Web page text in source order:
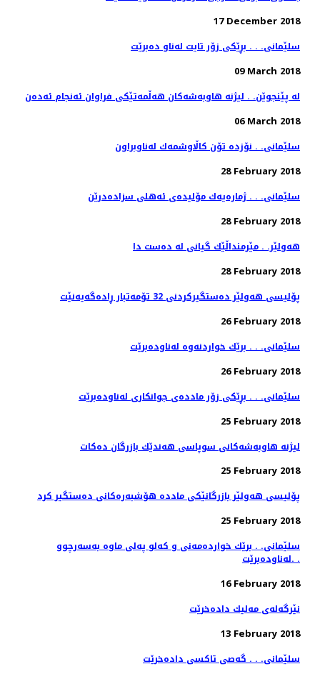
17 December 2018
سلێمانی. . . بڕێكی زۆر تایت له‌ناو ده‌برێت
09 March 2018
له‌ پێنجوێن. . لیژنه‌ هاوبه‌شه‌كان هه‌ڵمه‌تێكی فراوان ئه‌نجام ئه‌ده‌ن
06 March 2018
سلێمانی. . نۆزده‌ تۆن كاڵاوشمه‌ك له‌ناوبراون
28 February 2018
سلێمانی. . . ژماره‌یه‌ك مۆلیده‌ی ئه‌هلی سزاده‌درێن
28 February 2018
هەولێر. . مێرمنداڵێك گیانی لە دەست دا
28 February 2018
پۆلیسی هەولێر دەستگیركردنی 32 تۆمەتبار ڕادەگەیەنێت
26 February 2018
سلێمانی. . . برێك خواردنه‌وه‌ له‌ناوده‌برێت
26 February 2018
سلێمانی. . . بڕێكی زۆر مادده‌ی جوانكاری له‌ناوده‌برێت
25 February 2018
لیژنه‌ هاوبه‌شه‌كانی سوپاسی هه‌ندێك بازرگان ده‌كات
25 February 2018
پۆلیسی هەولێر بازرگانێكی ماددە هۆشبەرەكانی دەستگیر كرد
25 February 2018
سلێمانی. . برێك خوارده‌مه‌نی و كه‌لو په‌لی ماوه‌ به‌سه‌رچوو
له‌ناوده‌برێت. .
16 February 2018
نێرگه‌له‌ی مه‌لیك داده‌خرێت
13 February 2018
سلێمانی. . . گه‌صی تاكسی داده‌خرێت